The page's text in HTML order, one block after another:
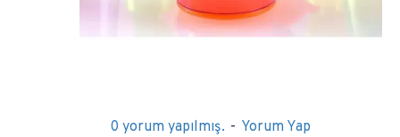
0 yorum yapılmış. - Yorum Yap